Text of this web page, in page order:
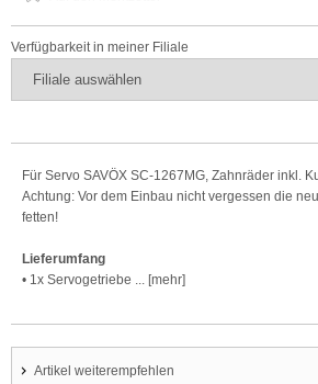
Verfügbarkeit in meiner Filiale
Für Servo SAVÖX SC-1267MG, Zahnräder inkl.
Achtung: Vor dem Einbau nicht vergessen die
fetten!
Lieferumfang
• 1x Servogetriebe ... [mehr]
Artikel weiterempfehlen